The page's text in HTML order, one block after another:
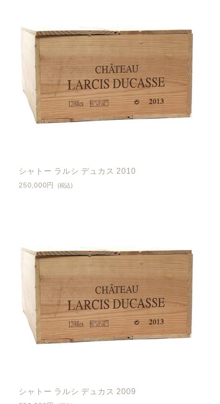
シャトー ラルシ デュカス 2010
250,000円 (税込)
シャトー ラルシ デュカス 2009